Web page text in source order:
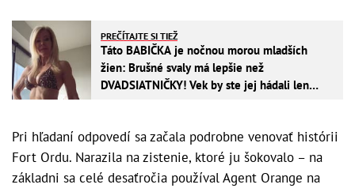
PREČÍTAJTE SI TIEŽ
Táto BABIČKA je nočnou morou mladších
žien: Brušné svaly má lepšie než
DVADSIATNIČKY! Vek by ste jej hádali len
Pri hľadaní odpovedí sa začala podrobne venovať histórii
Fort Ordu. Narazila na zistenie, ktoré ju šokovalo – na
základni sa celé desaťročia používal Agent Orange na